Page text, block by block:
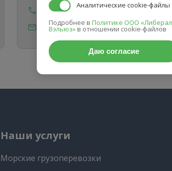
Аналитические cookie-файлы
Подробнее в Политике ООО «Либерал
Вэльюз»в отношении cookie-файлов
Даю согласие
8 (383) 207-88-60
info@sibtransasia.ru
Наши услуги
Морские грузоперевозки